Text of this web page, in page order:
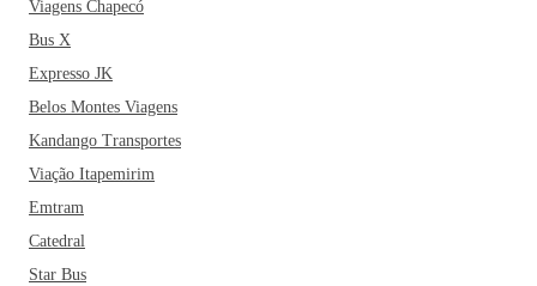
Viagens Chapecó
Bus X
Expresso JK
Belos Montes Viagens
Kandango Transportes
Viação Itapemirim
Emtram
Catedral
Star Bus